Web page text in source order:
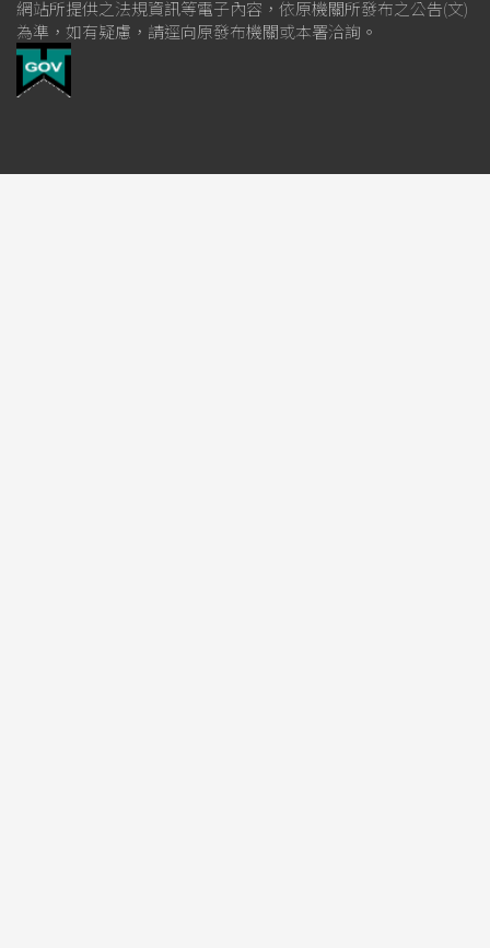
網站所提供之法規資訊等電子內容，依原機關所發布之公告(文)
為準，如有疑慮，請逕向原發布機關或本署洽詢。